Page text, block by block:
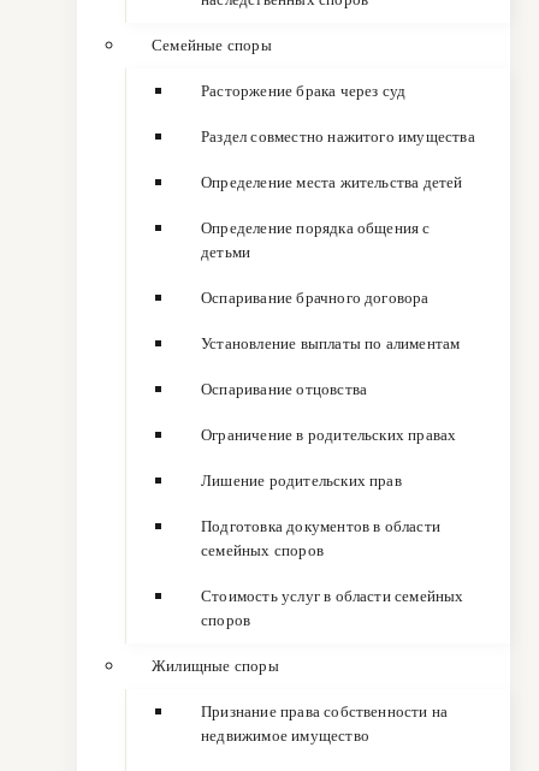
Семейные споры
Расторжение брака через суд
Раздел совместно нажитого имущества
Определение места жительства детей
Определение порядка общения с
детьми
Оспаривание брачного договора
Установление выплаты по алиментам
Оспаривание отцовства
Ограничение в родительских правах
Лишение родительских прав
Подготовка документов в области
семейных споров
Стоимость услуг в области семейных
споров
Жилищные споры
Признание права собственности на
недвижимое имущество